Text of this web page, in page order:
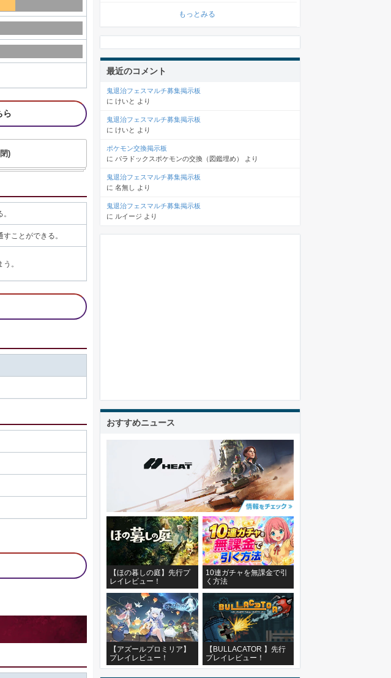
ら
)
ことができる。
。
もっとみる
最近のコメント
鬼退治フェスマルチ募集掲示板
に けいと より
鬼退治フェスマルチ募集掲示板
に けいと より
ポケモン交換掲示板
に パラドックスポケモンの交換（図鑑埋め） より
鬼退治フェスマルチ募集掲示板
に 名無し より
鬼退治フェスマルチ募集掲示板
に ルイージ より
おすすめニュース
【ほの暮しの庭】先行プ
レイレビュー！
10連ガチャを無課金で引
く方法
【アズールプロミリア】
プレイレビュー！
【BULLACATOR 】先行
プレイレビュー！